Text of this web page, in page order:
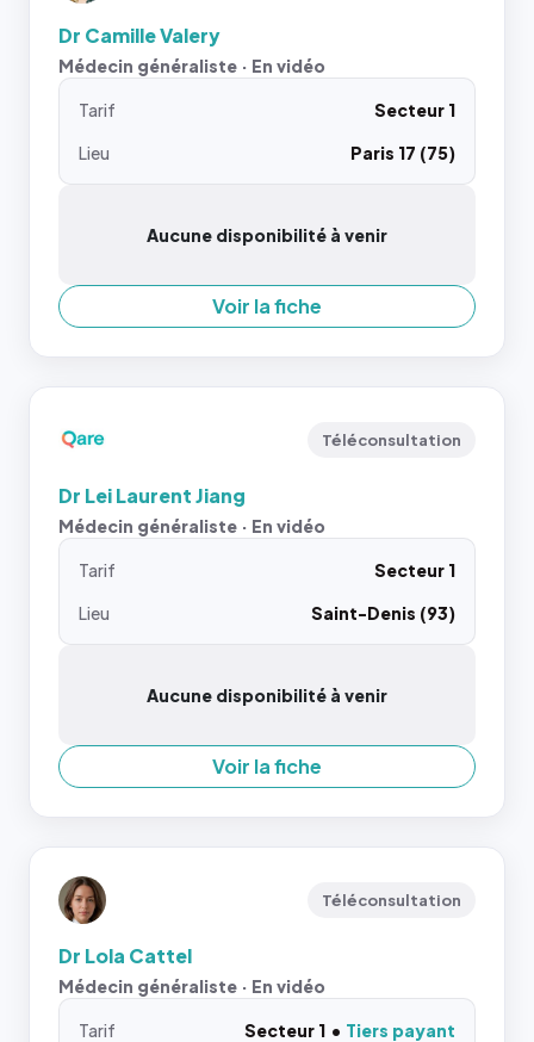
Dr Camille Valery
Médecin généraliste · En vidéo
Tarif
Secteur 1
Lieu
Paris 17 (75)
Aucune disponibilité à venir
Voir la fiche
Téléconsultation
Dr Lei Laurent Jiang
Médecin généraliste · En vidéo
Tarif
Secteur 1
Lieu
Saint-Denis (93)
Aucune disponibilité à venir
Voir la fiche
Téléconsultation
Dr Lola Cattel
Médecin généraliste · En vidéo
Tarif Secteur 1
Tiers payant